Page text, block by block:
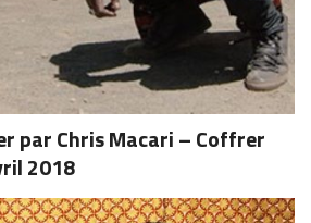
par Chris Macari – Coffrer
2018